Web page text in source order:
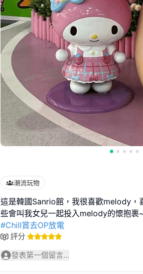
潮流玩物
這是韓國Sanrio館，我很喜歡melody，
#Chill賞去OP放電
評分
發表第一個留言...